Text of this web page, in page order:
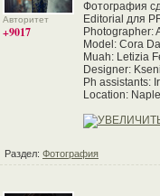
Авторитет
+9017
Фотография
Editorial для
Photographer:
Model: Cora
Muah: Letizia
Designer:
Ph assistants:
Location:
Раздел: Фотография